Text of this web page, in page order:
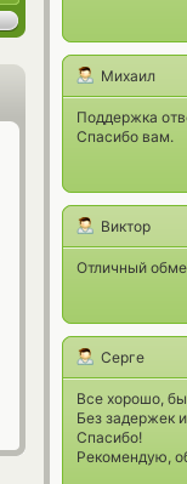
Михаил
Поддержка
Спасибо вам.
Виктор
Отличный
Серге
Все хорошо,
Без задержек
Спасибо!
Рекомендую,